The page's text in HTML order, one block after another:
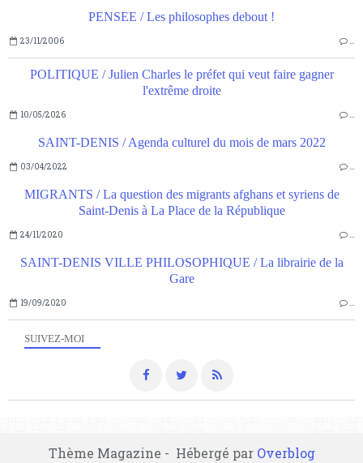
SUIVEZ-MOI
PENSEE / Les philosophes debout !
23/11/2006 …
POLITIQUE / Julien Charles le préfet qui veut faire gagner
l'extrême droite
10/05/2026 …
SAINT-DENIS / Agenda culturel du mois de mars 2022
03/04/2022 …
MIGRANTS / La question des migrants afghans et syriens de
Saint-Denis à La Place de la République
24/11/2020 …
SAINT-DENIS VILLE PHILOSOPHIQUE / La librairie de la
Gare
19/09/2020 …
Thème Magazine - Hébergé par Overblog